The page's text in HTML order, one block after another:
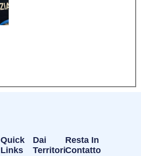
Dai
Territori
Quick
Links
Resta In
Contatto